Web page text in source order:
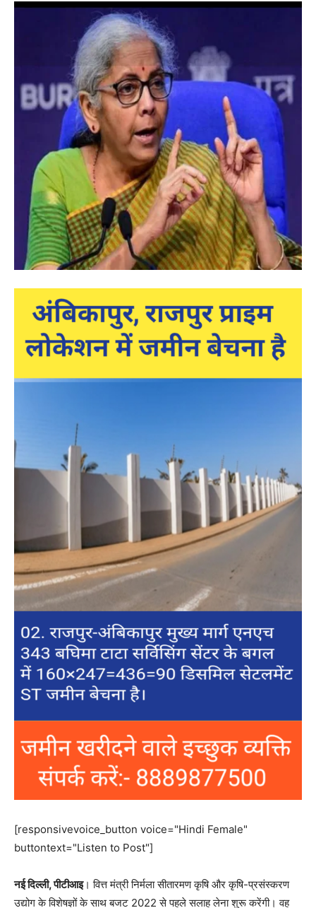
[responsivevoice_button voice="Hindi Female"
buttontext="Listen to Post"]
नई दिल्‍ली, पीटीआइ। वित्त मंत्री निर्मला सीतारमण कृषि और कृषि-प्रसंस्करण
उद्योग के विशेषज्ञों के साथ बजट 2022 से पहले सलाह लेना शुरू करेंगी। वह